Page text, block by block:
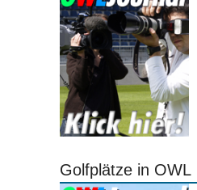
Golfplätze in OWL